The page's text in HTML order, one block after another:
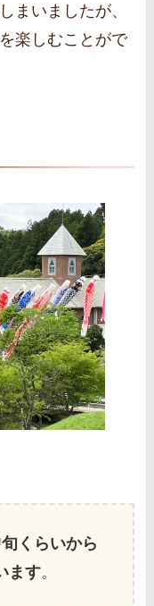
まいましたが、
楽しむことがで
くらいから
ます。